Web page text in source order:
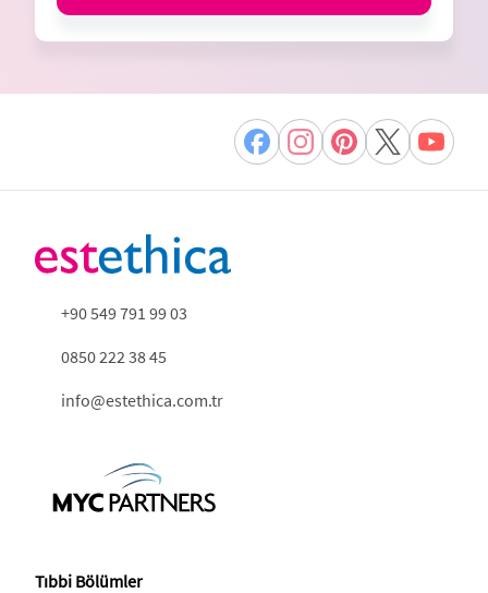
+90 549 791 99 03
0850 222 38 45
info@estethica.com.tr
Tıbbi Bölümler